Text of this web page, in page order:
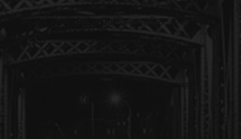
माता-पिता, बेटी को दिया जन्म